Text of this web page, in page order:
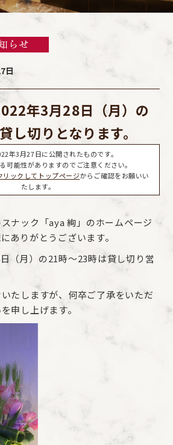
日
年3月28日（月）の
し切りとなります。
年3月27日に公開されたものです。
可能性がありますのでご注意ください。
リックしてトップページからご確認をお願いい
たします。
ナック「aya 絢」のホームページ
ありがとうございます。
（月）の21時～23時は貸し切り営
たしますが、何卒ご了承をいただ
申し上げます。